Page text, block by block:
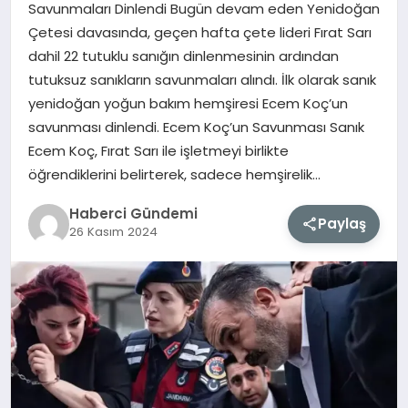
MAGAZIN
EĞITIM
SAĞLIK
TEKNOLOJI
Savunmaları Dinlendi Bugün devam eden Yenidoğan
Çetesi davasında, geçen hafta çete lideri Fırat Sarı
dahil 22 tutuklu sanığın dinlenmesinin ardından
tutuksuz sanıkların savunmaları alındı. İlk olarak sanık
yenidoğan yoğun bakım hemşiresi Ecem Koç’un
savunması dinlendi. Ecem Koç’un Savunması Sanık
Ecem Koç, Fırat Sarı ile işletmeyi birlikte
öğrendiklerini belirterek, sadece hemşirelik…
Haberci Gündemi
26 Kasım 2024 Paylaş